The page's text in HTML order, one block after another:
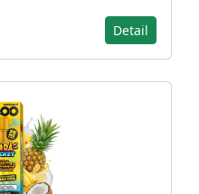
Detail